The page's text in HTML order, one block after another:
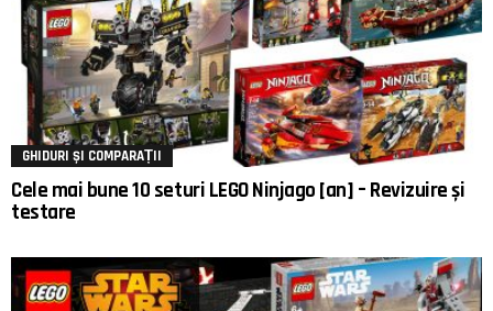
GHIDURI ȘI COMPARAȚII
Cele mai bune 10 seturi LEGO Ninjago [an] – Revizuire și
testare